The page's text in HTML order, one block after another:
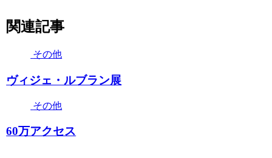
関連記事
その他
ヴィジェ・ルブラン展
その他
60万アクセス